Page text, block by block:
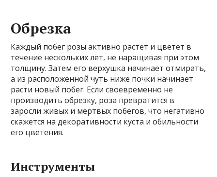
Обрезка
Каждый побег розы активно растет и цветет в
течение нескольких лет, не наращивая при этом
толщину. Затем его верхушка начинает отмирать,
а из расположенной чуть ниже почки начинает
расти новый побег. Если своевременно не
производить обрезку, роза превратится в
заросли живых и мертвых побегов, что негативно
скажется на декоративности куста и обильности
его цветения.
Инструменты